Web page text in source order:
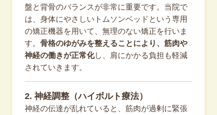
盤と背骨のバランスが非常に重要です。当院で
は、身体にやさしいトムソンベッドという専用
の矯正機器を用いて、無理のない矯正を行いま
す。 骨格のゆがみを整えることにより、筋肉や
神経の働きが正常化し、肩にかかる負担も軽減
されていきます。
2. 神経調整（ハイボルト療法）
神経の伝達が乱れていると、筋肉が過剰に緊張